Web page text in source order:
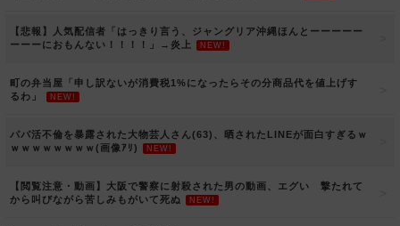
【悲報】人気配信者「はっきり言う、ジャングリア沖縄ほんとーーーーー
ーーーにおもんない！！！！」→炎上
NEW!
町の弁当屋「申し訳ないが消費税1%になったらその分商品代を値上げす
るわ」
NEW!
パパ活不倫を暴露された大物芸人さん(63)、晒されたLINEが面白すぎるｗ
ｗｗｗｗｗｗｗｗ(画像ｱﾘ)
NEW!
【閲覧注意・動画】大阪で警察に射殺された男の動画、エグい 撃たれて
から叫びながら苦しみもがいて死ぬ
NEW!